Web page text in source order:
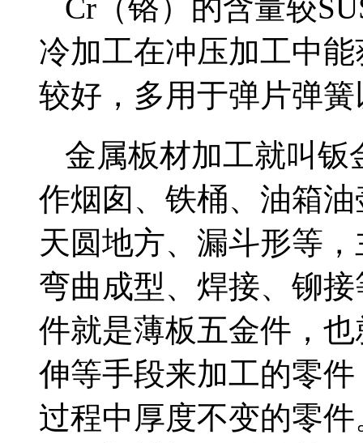
Cr（铬）的含量较
冷加工在冲压加工中
较好，多用于弹片弹
金属板材加工就叫钣
作烟囱、铁桶、油箱
天圆地方、漏斗形等
弯曲成型、焊接、铆
件就是薄板五金件，
伸等手段来加工的零
过程中厚度不变的零